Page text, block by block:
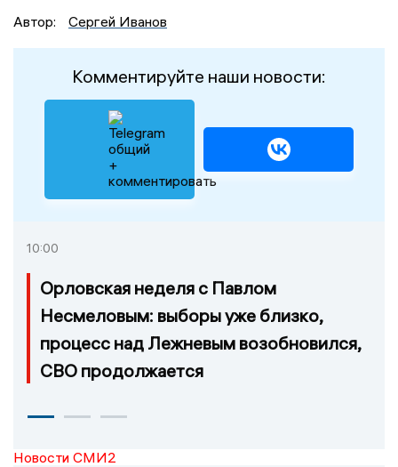
Автор:
Сергей Иванов
Комментируйте наши новости:
10:00
Орловская неделя с Павлом
Несмеловым: выборы уже близко,
процесс над Лежневым возобновился,
СВО продолжается
Новости СМИ2